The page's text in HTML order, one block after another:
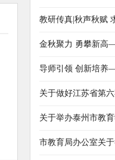
教研传真|秋声秋赋
金秋聚力 勇攀新高
导师引领 创新培养
关于做好江苏省第
关于举办泰州市教
市教育局办公室关